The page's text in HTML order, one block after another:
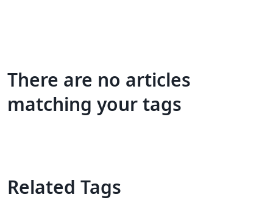
There are no articles
matching your tags
Related Tags